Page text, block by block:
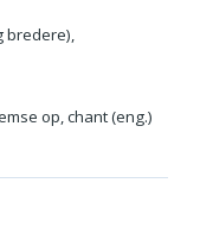
bredere),
op, chant (eng.)